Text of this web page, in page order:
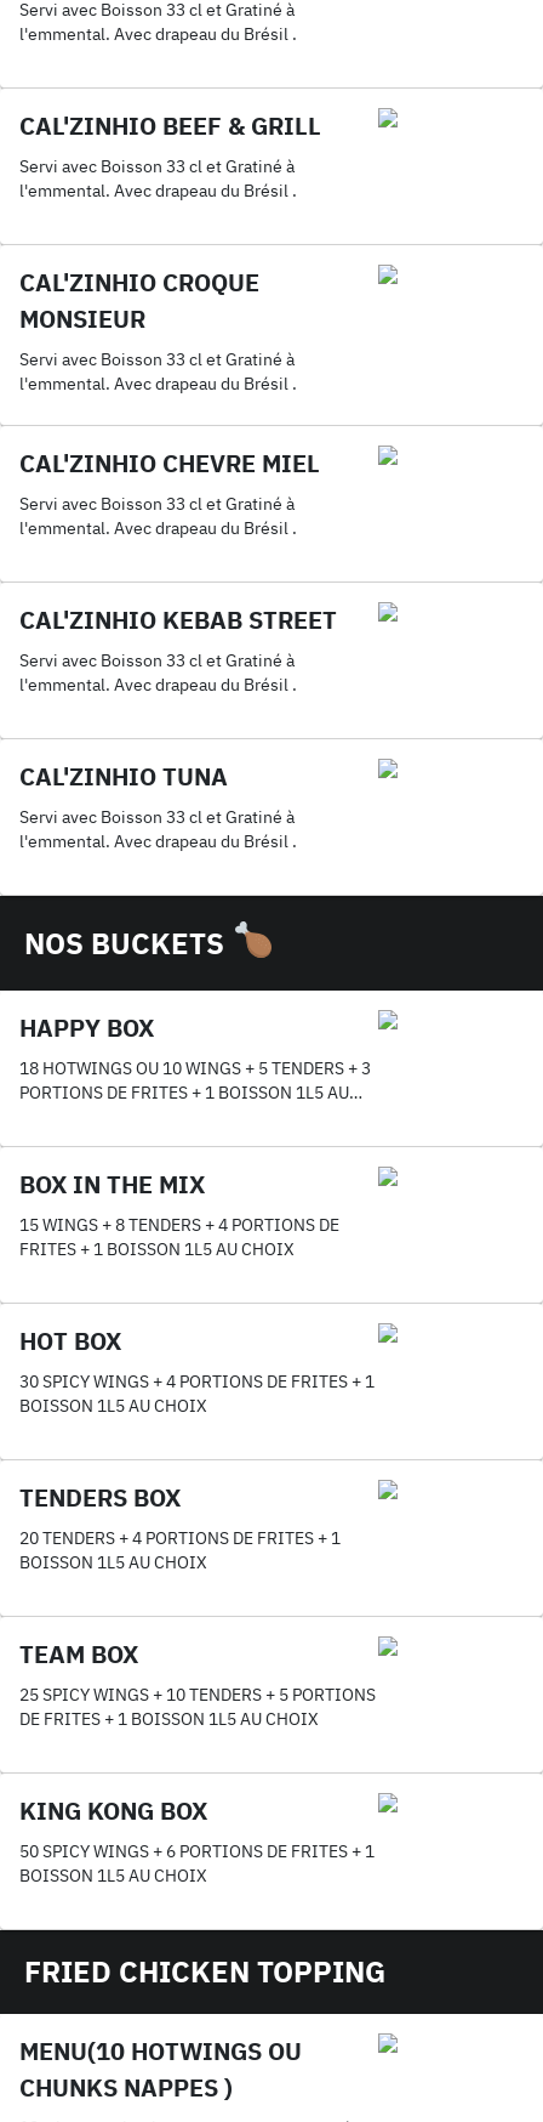
Servi avec Boisson 33 cl et Gratiné à
l'emmental. Avec drapeau du Brésil .
CAL'ZINHIO BEEF & GRILL
Servi avec Boisson 33 cl et Gratiné à
l'emmental. Avec drapeau du Brésil .
CAL'ZINHIO CROQUE
MONSIEUR
Servi avec Boisson 33 cl et Gratiné à
l'emmental. Avec drapeau du Brésil .
CAL'ZINHIO CHEVRE MIEL
Servi avec Boisson 33 cl et Gratiné à
l'emmental. Avec drapeau du Brésil .
CAL'ZINHIO KEBAB STREET
Servi avec Boisson 33 cl et Gratiné à
l'emmental. Avec drapeau du Brésil .
CAL'ZINHIO TUNA
Servi avec Boisson 33 cl et Gratiné à
l'emmental. Avec drapeau du Brésil .
NOS BUCKETS
HAPPY BOX
18 HOTWINGS OU 10 WINGS + 5 TENDERS + 3
PORTIONS DE FRITES + 1 BOISSON 1L5 AU
BOX IN THE MIX
15 WINGS + 8 TENDERS + 4 PORTIONS DE
FRITES + 1 BOISSON 1L5 AU CHOIX
HOT BOX
30 SPICY WINGS + 4 PORTIONS DE FRITES + 1
BOISSON 1L5 AU CHOIX
TENDERS BOX
20 TENDERS + 4 PORTIONS DE FRITES + 1
BOISSON 1L5 AU CHOIX
TEAM BOX
25 SPICY WINGS + 10 TENDERS + 5 PORTIONS
DE FRITES + 1 BOISSON 1L5 AU CHOIX
KING KONG BOX
50 SPICY WINGS + 6 PORTIONS DE FRITES + 1
BOISSON 1L5 AU CHOIX
FRIED CHICKEN TOPPING
MENU(10 HOTWINGS OU
CHUNKS NAPPES )